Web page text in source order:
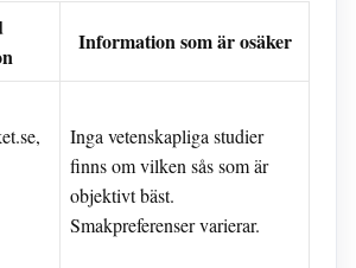
Information som är osäker
Inga vetenskapliga studier
finns om vilken sås som är
objektivt bäst.
Smakpreferenser varierar.